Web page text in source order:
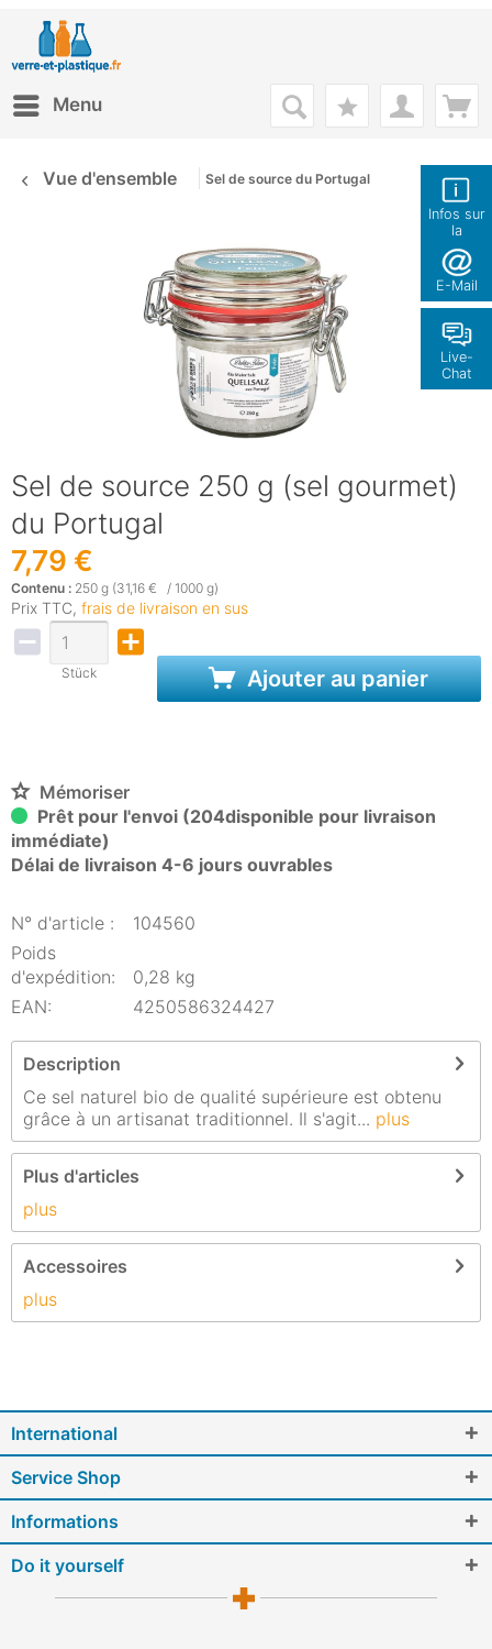
Infos sur
la
boutique
E-Mail
Live-
Chat
Menu
Vue d'ensemble Sel de source du Portugal
Sel de source 250 g (sel gourmet)
du Portugal
7,79 €
Contenu : 250 g (31,16 € / 1000 g)
Prix TTC, frais de livraison en sus
Stück Ajouter au panier
Mémoriser
Prêt pour l'envoi (204disponible pour livraison
immédiate)
Délai de livraison 4-6 jours ouvrables
N° d'article :
104560
Poids
d'expédition:
0,28 kg
EAN:
4250586324427
Description
Ce sel naturel bio de qualité supérieure est obtenu
grâce à un artisanat traditionnel. Il s'agit... plus
Plus d'articles
plus
Accessoires
plus
International
Service Shop
Informations
Do it yourself